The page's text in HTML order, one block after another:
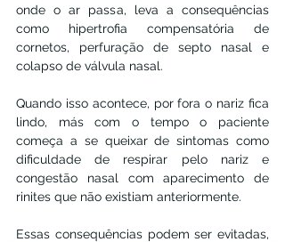
onde o ar passa, leva a consequências
como hipertrofia compensatória de
cornetos, perfuração de septo nasal e
colapso de válvula nasal.
Quando isso acontece, por fora o nariz fica
lindo, más com o tempo o paciente
começa a se queixar de sintomas como
dificuldade de respirar pelo nariz e
congestão nasal com aparecimento de
rinites que não existiam anteriormente.
Essas consequências podem ser evitadas,